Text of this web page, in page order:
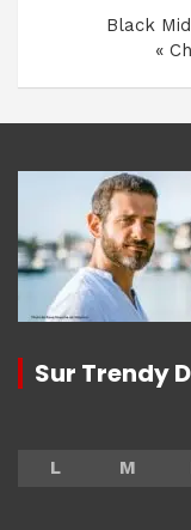
l’articleBlack
«
Sur Trendy
L
M